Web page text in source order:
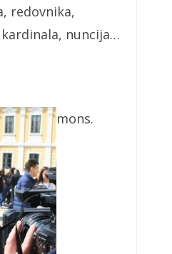
redovnika,
nuncija…
mons.